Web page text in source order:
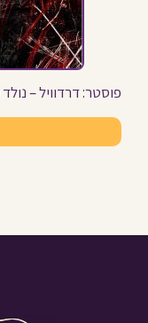
פוסטר: דרדוויל –